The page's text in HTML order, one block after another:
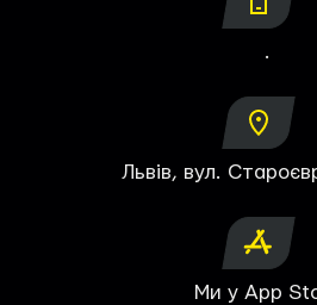
.
Львів, вул.
Ми у App